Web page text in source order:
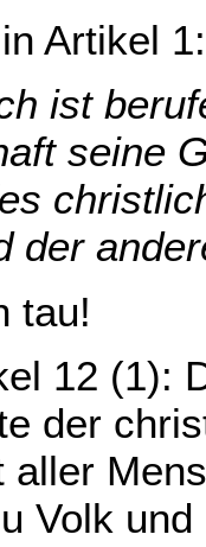
Artikel 1:
ist
seine
der
tau!
12 (1):
der
aller
Volk